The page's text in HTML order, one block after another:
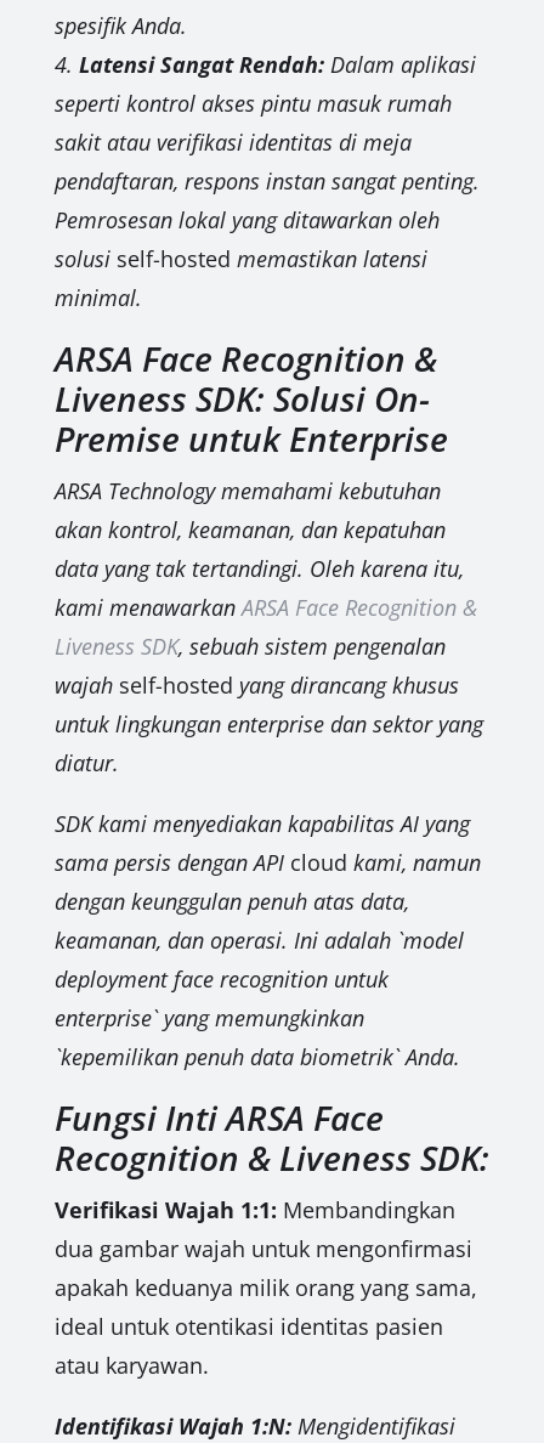
spesifik Anda.
4. Latensi Sangat Rendah:Dalam aplikasi
seperti kontrol akses pintu masuk rumah
sakit atau verifikasi identitas di meja
pendaftaran, respons instan sangat penting.
Pemrosesan lokal yang ditawarkan oleh
solusi self-hosted memastikan latensi
minimal.
ARSA Face Recognition &
Liveness SDK: Solusi On-
Premise untuk Enterprise
ARSA Technology memahami kebutuhan
akan kontrol, keamanan, dan kepatuhan
data yang tak tertandingi. Oleh karena itu,
kami menawarkanARSA Face Recognition &
Liveness SDK, sebuah sistem pengenalan
wajah self-hosted yang dirancang khusus
untuk lingkungan enterprise dan sektor yang
diatur.
SDK kami menyediakan kapabilitas AI yang
sama persis dengan API cloud kami, namun
dengan keunggulan penuh atas data,
keamanan, dan operasi. Ini adalah `model
deployment face recognition untuk
enterprise` yang memungkinkan
`kepemilikan penuh data biometrik` Anda.
Fungsi Inti ARSA Face
Recognition & Liveness SDK:
Verifikasi Wajah 1:1: Membandingkan
dua gambar wajah untuk mengonfirmasi
apakah keduanya milik orang yang sama,
ideal untuk otentikasi identitas pasien
atau karyawan.
Identifikasi Wajah 1:N:Mengidentifikasi